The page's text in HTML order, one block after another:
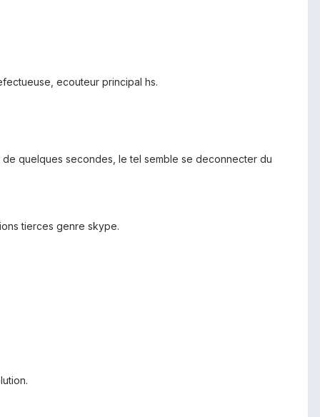
ecouteur principal hs.
quelques secondes, le tel semble se deconnecter du
tierces genre skype.